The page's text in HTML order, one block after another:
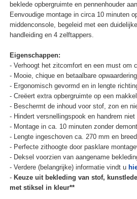
beklede opbergruimte en pennenhouder
Eenvoudige montage in circa 10 minuten
middenconsole, begeleid met een
handleiding en 4 zelftappers.
Eigenschappen:
- Verhoogt het zitcomfort en een must om
- Mooie, chique en betaalbare
- Ergonomisch gevormd en in lengte
- Creëert extra opbergruimte op een
- Beschermt de inhoud voor stof, zon en
- Hindert versnellingspook en handrem
- Montage in ca. 10 minuten zonder
- Lengte ingeschoven ca. 270 mm en
- Perfecte zithoogte door pasklare
- Deksel voorzien van aangename
- Verdere (belangrijke) informatie vindt u
- Keuze uit bekleding van stof,
met stiksel in kleur**